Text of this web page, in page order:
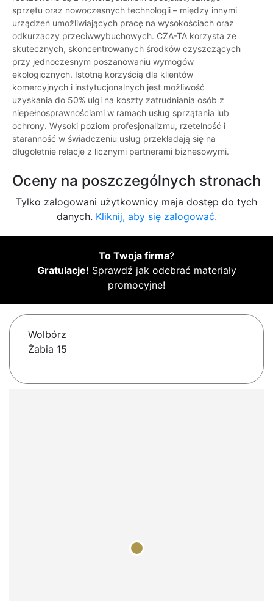
sprzętu oraz nowoczesnych technologii – między innymi
urządzeń umożliwiających pracę na wysokościach oraz
odkurzaczy przeciwwybuchowych. CZA-TA korzysta ze
skutecznych, skoncentrowanych środków czyszczących
przy jednoczesnym poszanowaniu wymogów
ekologicznych. Istotną korzyścią dla klientów
komercyjnych i instytucjonalnych jest możliwość
uzyskania do 50% ulgi na koszty zatrudniania osób z
niepełnosprawnościami w ramach usług sprzątania lub
ochrony. Wysoki poziom profesjonalizmu, rzetelność i
staranność w świadczeniu usług przekładają się na
długoletnie relacje z licznymi partnerami biznesowymi.
Oceny na poszczególnych stronach
Tylko zalogowani użytkownicy maja dostęp do tych
danych. Kliknij, aby się zalogować.
To Twoja firma?
Gratulacje! Sprawdź jak odebrać materiały
promocyjne!
Wolbórz
Żabia 15